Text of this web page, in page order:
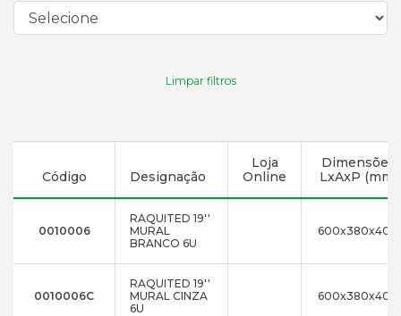
Limpar filtros
Código Designação
Loja
Online
Dimensões
LxAxP (mm)
0010006
RAQUITED 19''
MURAL
BRANCO 6U
600x380x400
0010006C
RAQUITED 19''
MURAL CINZA
6U
600x380x400